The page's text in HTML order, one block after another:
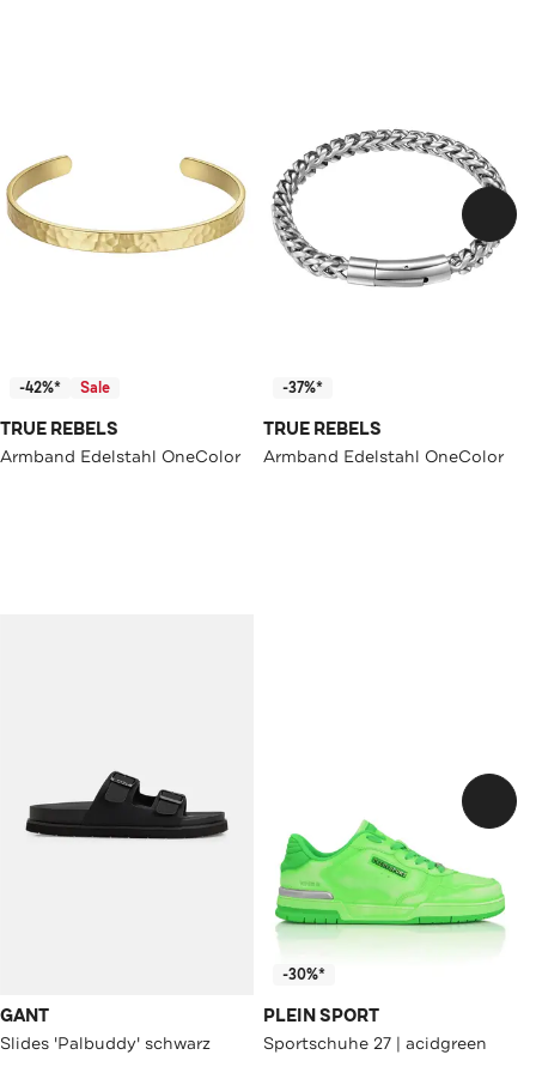
-42%* Sale
TRUE REBELS
Armband Edelstahl OneColor
-37%*
TRUE REBELS
Armband Edelstahl OneColor
GANT
Slides 'Palbuddy' schwarz
-30%*
PLEIN SPORT
Sportschuhe 27 | acidgreen